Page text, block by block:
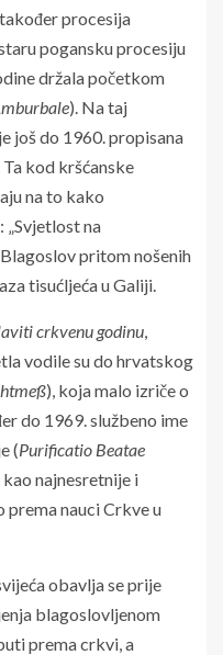
procesija
pogan­sku procesiju
držala početkom
). Na taj
još do 1960. propisana
kod kršćanske
na to kako
„Svjetlost na
pritom nošenih
tisućljeća u Galiji.
crkvenu godinu
vodile su do hrvatskog
), koja malo izriče o
do 1969. službeno ime
(Purificatio Beatae
najnesretnije i
prema nauci Crkve u
obavlja se prije
blagoslovljenom
prema crkvi, a